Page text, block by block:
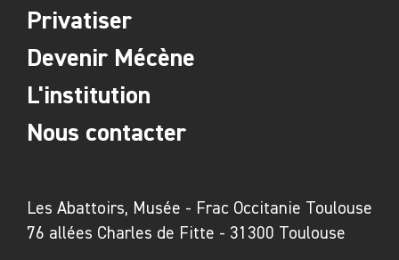
Les Abattoirs, Musée - Frac Occitanie Toulouse
76 allées Charles de Fitte - 31300 Toulouse
Privatiser
Devenir Mécène
L'institution
Nous contacter